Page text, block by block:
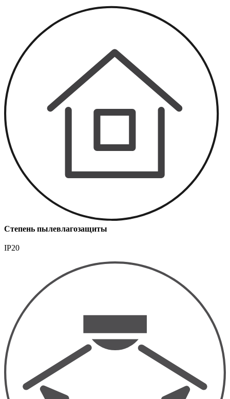
Степень пылевлагозащиты
IP20